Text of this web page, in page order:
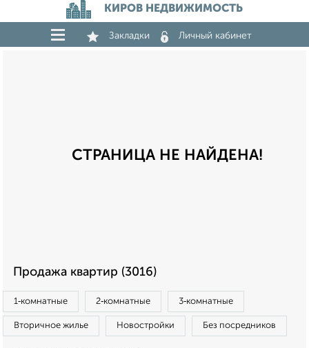
КИРОВ НЕДВИЖИМОСТЬ
Закладки Личный кабинет
СТРАНИЦА НЕ НАЙДЕНА!
Продажа квартир (3016)
1‑комнатные 2‑комнатные 3‑комнатные
Вторичное жилье Новостройки Без посредников